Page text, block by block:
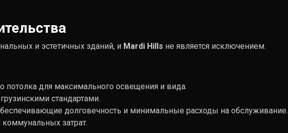
и эстетичных зданий, и Mardi Hills не является исключением.
для максимального освещения и вида.
стандартами.
долговечность и минимальные расходы на обслуживание.
затрат.